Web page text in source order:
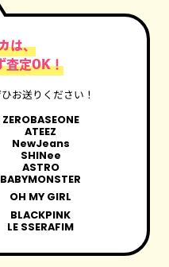
は、
査定OK！
お送りください！
ZEROBASEONE
ATEEZ
NewJeans
SHINee
ASTRO
BABYMONSTER
OH MY GIRL
BLACKPINK
LE SSERAFIM